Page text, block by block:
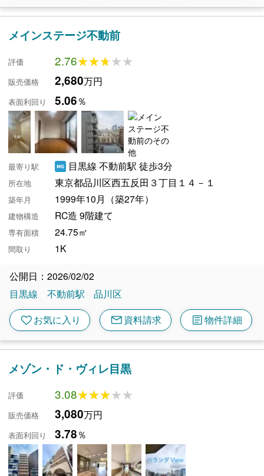
メインステージ不動前
評価 2.76★★★★★
★★★★★
販売価格 2,680万円
表面利回り 5.06％
最寄り駅 目黒線 不動前駅 徒歩3分
所在地 東京都品川区西五反田３丁目１４－１
築年月 1999年10月（築27年）
建物構造 RC造 9階建て
専有面積 24.75㎡
間取り 1K
公開日：2026/02/02
目黒線
不動前駅 品川区
favoriteお気に入り mail資料請求 article物件詳細
メゾン・ド・ヴィレ目黒
評価 3.08★★★★★
★★★★★
販売価格 3,080万円
表面利回り 3.78％